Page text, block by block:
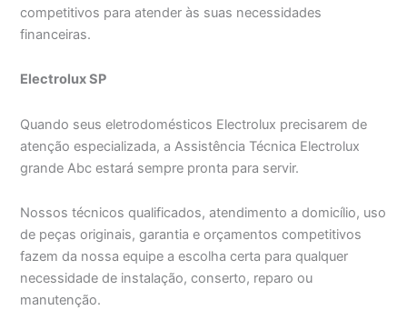
competitivos para atender às suas necessidades
financeiras.
Electrolux SP
Quando seus eletrodomésticos Electrolux precisarem de
atenção especializada, a Assistência Técnica Electrolux
grande Abc estará sempre pronta para servir.
Nossos técnicos qualificados, atendimento a domicílio, uso
de peças originais, garantia e orçamentos competitivos
fazem da nossa equipe a escolha certa para qualquer
necessidade de instalação, conserto, reparo ou
manutenção.